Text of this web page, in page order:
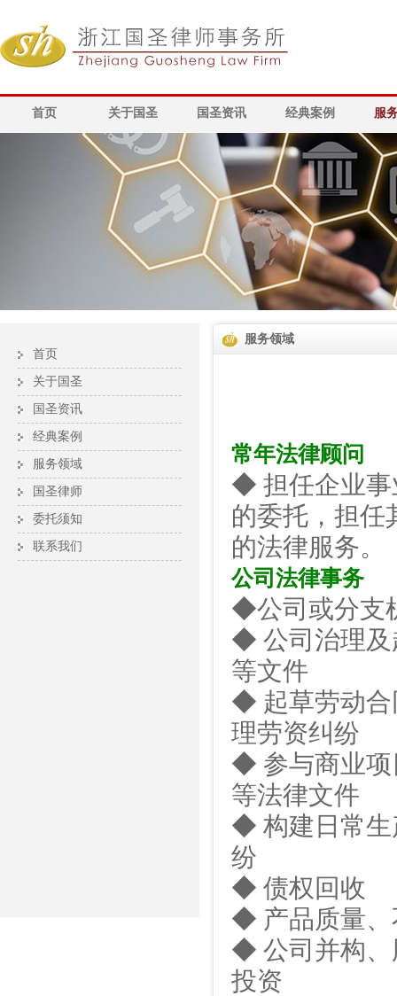
首页 关于国圣 国圣资讯 经典案例 服
首页
关于国圣
国圣资讯
经典案例
服务领域
国圣律师
委托须知
联系我们
服务领域
常年法律顾问
◆ 担任企业事
的委托，担任
的法律服务。
公司法律事务
◆公司或分支
◆ 公司治理及
等文件
◆ 起草劳动合
理劳资纠纷
◆ 参与商业项
等法律文件
◆ 构建日常生
纷
◆ 债权回收
◆ 产品质量、
◆ 公司并构、
投资